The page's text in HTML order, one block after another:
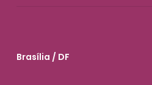
Brasília / DF